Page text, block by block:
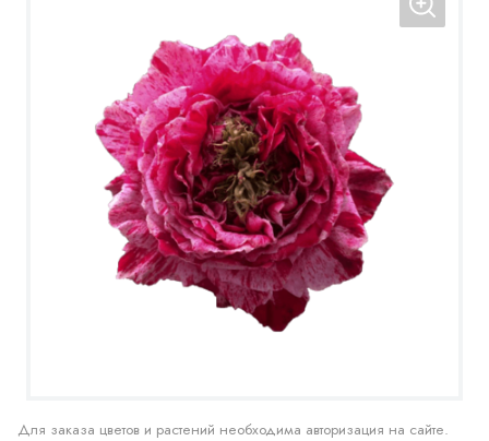
Для заказа цветов и растений необходима авторизация на сайте.